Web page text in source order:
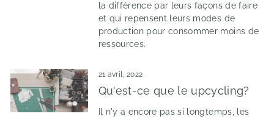
la différence par leurs façons de faire
et qui repensent leurs modes de
production pour consommer moins de
ressources.
21 avril, 2022
Qu'est-ce que le upcycling?
Il n'y a encore pas si longtemps, les